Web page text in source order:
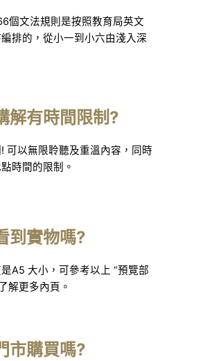
個文法規則是按照教育局英文
排的，從小一到小六由淺入深
解有時間限制?
可以無限聆聽及重溫內容，同時
時間的限制。
到實物嗎?
A5 大小，可參考以上 “預覽部
解更多內頁。
市購買嗎?